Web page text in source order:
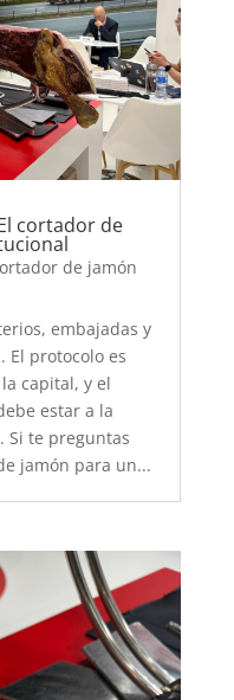
cortador de
de jamón
embajadas y
El protocolo es
capital, y el
estar a la
Si te preguntas
jamón para un...